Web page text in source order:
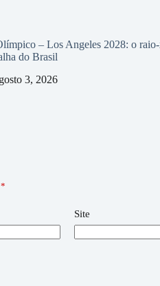
– Los Angeles 2028: o raio-
do Brasil
3, 2026
*
Site